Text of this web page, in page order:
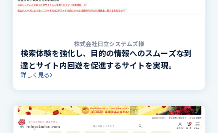
株式会社日立システムズ様
検索体験を強化し、目的の情報へのスムーズな到
達とサイト内回遊を促進するサイトを実現。
詳しく見る